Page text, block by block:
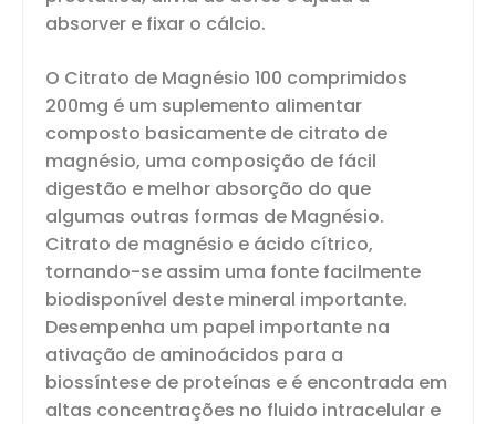
absorver e fixar o cálcio.
O Citrato de Magnésio 100 comprimidos
200mg é um suplemento alimentar
composto basicamente de citrato de
magnésio, uma composição de fácil
digestão e melhor absorção do que
algumas outras formas de Magnésio.
Citrato de magnésio e ácido cítrico,
tornando-se assim uma fonte facilmente
biodisponível deste mineral importante.
Desempenha um papel importante na
ativação de aminoácidos para a
biossíntese de proteínas e é encontrada em
altas concentrações no fluido intracelular e